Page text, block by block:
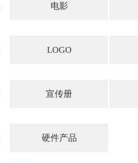
电影
LOGO
宣传册
硬件产品